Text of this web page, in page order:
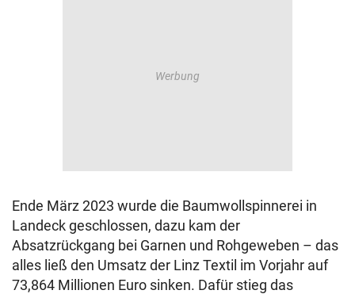
Ende März 2023 wurde die Baumwollspinnerei in
Landeck geschlossen, dazu kam der
Absatzrückgang bei Garnen und Rohgeweben – das
alles ließ den Umsatz der Linz Textil im Vorjahr auf
73,864 Millionen Euro sinken. Dafür stieg das